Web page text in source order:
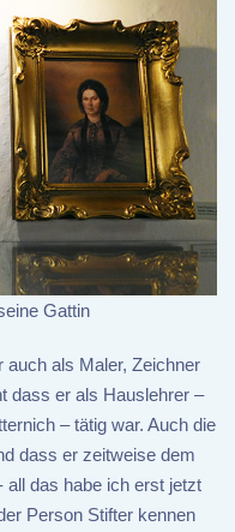
Gattin
als Maler, Zeichner
dass er als Hauslehrer –
– tätig war. Auch die
dass er zeitweise dem
das habe ich erst jetzt
Person Stifter kennen